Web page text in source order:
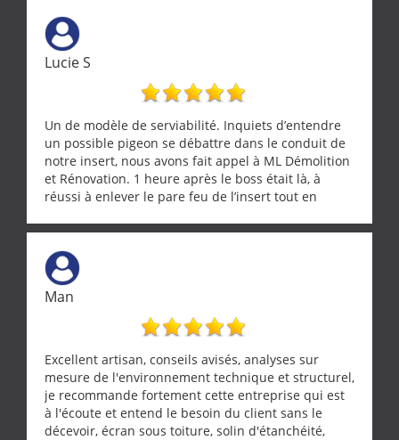
Lucie S
Un de modèle de serviabilité. Inquiets d’entendre
un possible pigeon se débattre dans le conduit de
notre insert, nous avons fait appel à ML Démolition
et Rénovation. 1 heure après le boss était là, à
réussi à enlever le pare feu de l’insert tout en
tourterelle et s’est ensuite patiemment occupé de
l’oiseau jusqu’à ce qu’il reprenne ses esprits et
puisse s’envoler. Après quoi il a procédé au
ramonage de notre insert avec dextérité et une
grande propreté, nous gratifiant également de
nombreux conseils concernant d’autres sujets. Un
entrepreneur comme on souhaite en rencontrer.
Encore un grand merci à lui.
Man
Excellent artisan, conseils avisés, analyses sur
mesure de l'environnement technique et structurel,
je recommande fortement cette entreprise qui est
à l'écoute et entend le besoin du client sans le
décevoir, écran sous toiture, solin d'étanchéité,